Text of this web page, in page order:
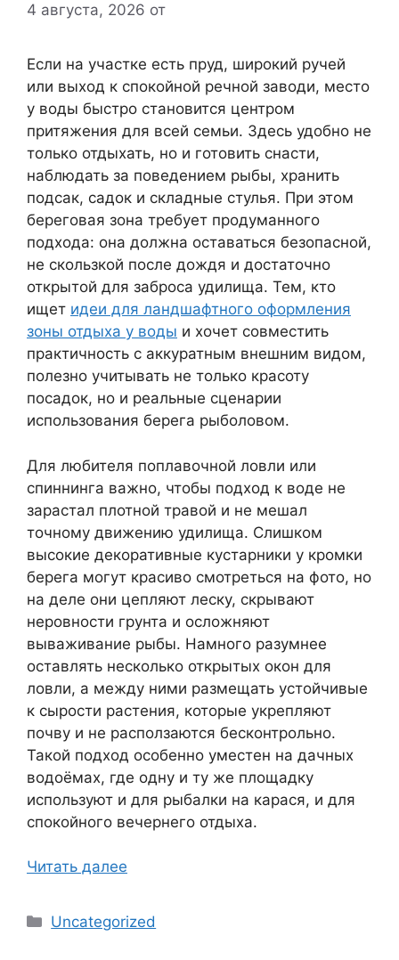
4 августа, 2026 от
Если на участке есть пруд, широкий ручей
или выход к спокойной речной заводи, место
у воды быстро становится центром
притяжения для всей семьи. Здесь удобно не
только отдыхать, но и готовить снасти,
наблюдать за поведением рыбы, хранить
подсак, садок и складные стулья. При этом
береговая зона требует продуманного
подхода: она должна оставаться безопасной,
не скользкой после дождя и достаточно
открытой для заброса удилища. Тем, кто
ищет идеи для ландшафтного оформления
зоны отдыха у воды и хочет совместить
практичность с аккуратным внешним видом,
полезно учитывать не только красоту
посадок, но и реальные сценарии
использования берега рыболовом.
Для любителя поплавочной ловли или
спиннинга важно, чтобы подход к воде не
зарастал плотной травой и не мешал
точному движению удилища. Слишком
высокие декоративные кустарники у кромки
берега могут красиво смотреться на фото, но
на деле они цепляют леску, скрывают
неровности грунта и осложняют
вываживание рыбы. Намного разумнее
оставлять несколько открытых окон для
ловли, а между ними размещать устойчивые
к сырости растения, которые укрепляют
почву и не расползаются бесконтрольно.
Такой подход особенно уместен на дачных
водоёмах, где одну и ту же площадку
используют и для рыбалки на карася, и для
спокойного вечернего отдыха.
Читать далее
Рубрики
Uncategorized